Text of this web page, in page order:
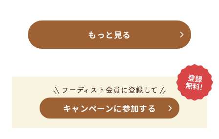
もっと見る
キャンペーンに参加する